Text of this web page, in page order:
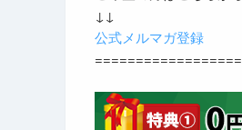
↓↓
公式メルマガ登録
==================